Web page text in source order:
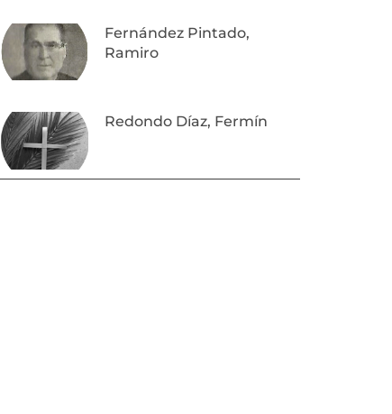
Fernández Pintado,
Ramiro
Redondo Díaz, Fermín